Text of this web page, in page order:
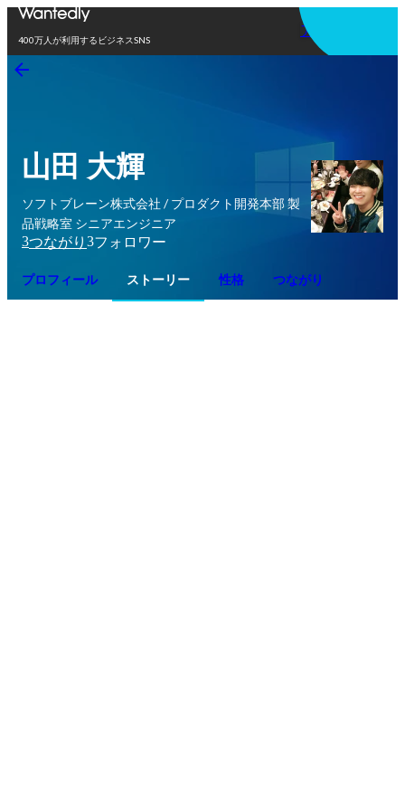
400万人が利用するビジネスSNS
アプリを使う
山田 大輝
ソフトブレーン株式会社 / プロダクト開発本部 製
品戦略室 シニアエンジニア
3つながり 3フォロワー
プロフィール ストーリー 性格 つながり